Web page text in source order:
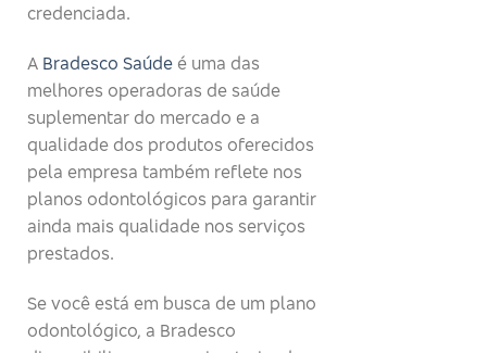
credenciada.
A Bradesco Saúde é uma das
melhores operadoras de saúde
suplementar do mercado e a
qualidade dos produtos oferecidos
pela empresa também reflete nos
planos odontológicos para garantir
ainda mais qualidade nos serviços
prestados.
Se você está em busca de um plano
odontológico, a Bradesco